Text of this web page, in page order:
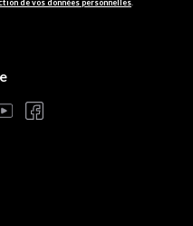
de vos données personnelles